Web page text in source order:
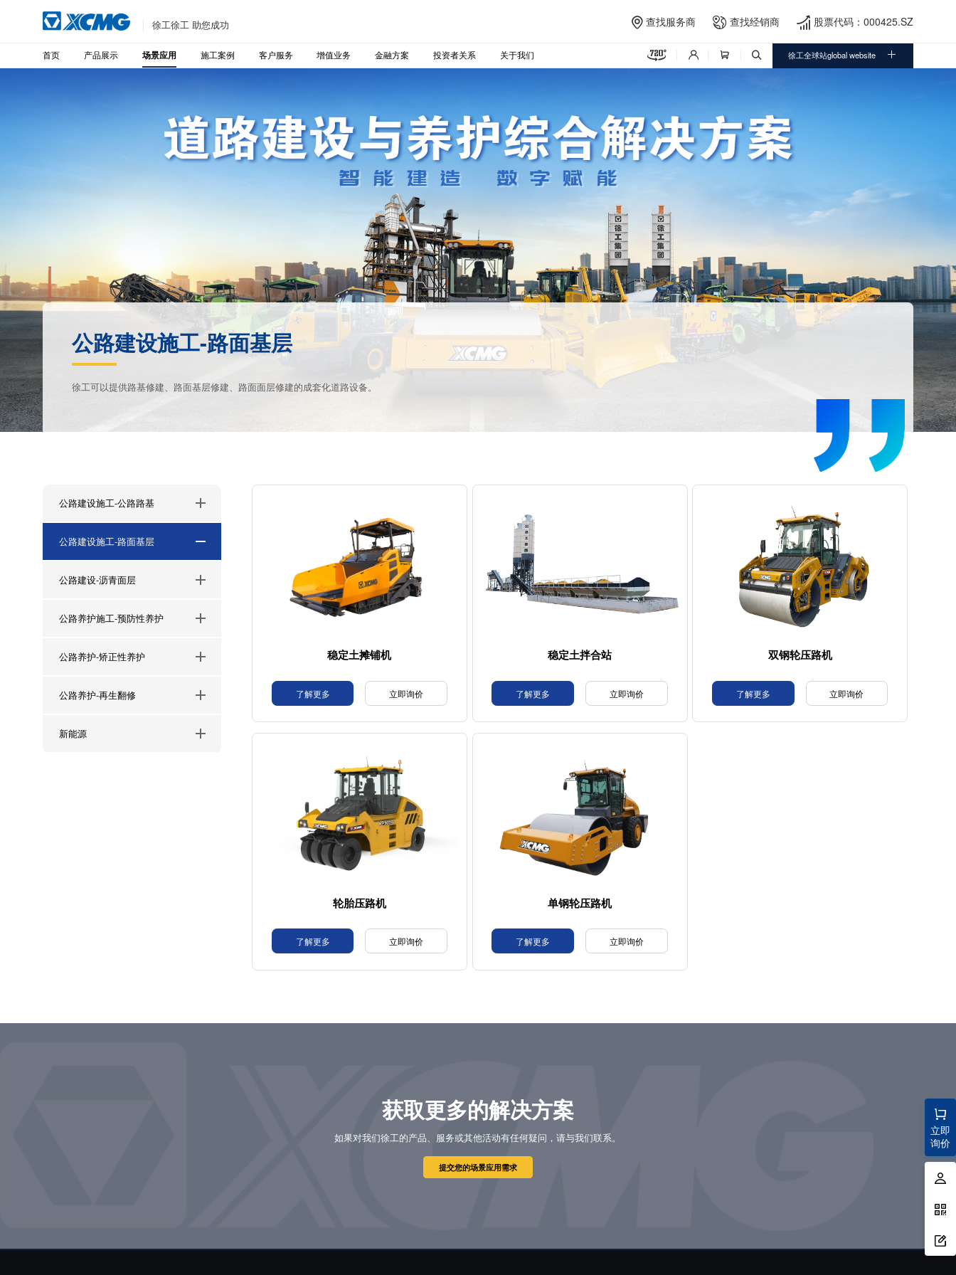
徐工徐工 助您成功  查找服务商  查找经销商  股票代码：000425.SZ
首页 产品展示 场景应用 施工案例 客户服务 增值业务 金融方案 投资者关系 关于我们     徐工全球站global website 
公路建设施工-路面基层
徐工可以提供路基修建、路面基层修建、路面面层修建的成套化道路设备。
公路建设施工-公路路基
公路建设施工-路面基层
公路建设-沥青面层
公路养护施工-预防性养护
公路养护-矫正性养护
公路养护-再生翻修
新能源
稳定土摊铺机
了解更多 立即询价
稳定土拌合站
了解更多 立即询价
双钢轮压路机
了解更多 立即询价
轮胎压路机
了解更多 立即询价
单钢轮压路机
了解更多 立即询价
获取更多的解决方案
如果对我们徐工的产品、服务或其他活动有任何疑问，请与我们联系。
提交您的场景应用需求
立即
询价